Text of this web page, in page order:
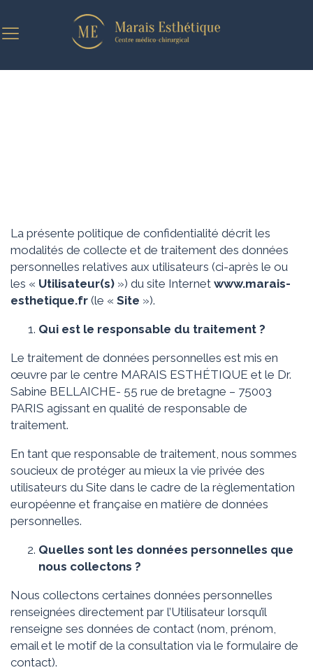
La présente politique de confidentialité décrit les
modalités de collecte et de traitement des données
personnelles relatives aux utilisateurs (ci-après le ou
les « Utilisateur(s) ») du site Internet www.marais-
esthetique.fr (le « Site »).
Qui est le responsable du traitement ?
Le traitement de données personnelles est mis en
œuvre par le centre MARAIS ESTHÉTIQUE et le Dr.
Sabine BELLAICHE- 55 rue de bretagne – 75003
PARIS agissant en qualité de responsable de
traitement.
En tant que responsable de traitement, nous sommes
soucieux de protéger au mieux la vie privée des
utilisateurs du Site dans le cadre de la règlementation
européenne et française en matière de données
personnelles.
Quelles sont les données personnelles que
nous collectons ?
Nous collectons certaines données personnelles
renseignées directement par l’Utilisateur lorsqu’il
renseigne ses données de contact (nom, prénom,
email et le motif de la consultation via le formulaire de
contact).